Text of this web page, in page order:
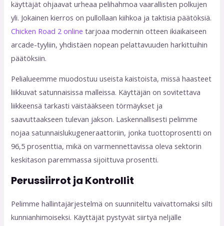
käyttäjät ohjaavat urheaa pelihahmoa vaarallisten polkujen
yli. Jokainen kierros on pullollaan kiihkoa ja taktisia päätöksiä.
Сhicken Road 2 online tarjoaa modernin otteen ikiaikaiseen
arcade-tyyliin, yhdistäen nopean pelattavuuden harkittuihin
päätöksiin.
Pelialueemme muodostuu useista kaistoista, missä haasteet
liikkuvat satunnaisissa malleissa. Käyttäjän on sovitettava
liikkeensä tarkasti väistääkseen törmäykset ja
saavuttaakseen tulevan jakson. Laskennallisesti pelimme
nojaa satunnaislukugeneraattoriin, jonka tuottoprosentti on
96,5 prosenttia, mikä on varmennettavissa oleva sektorin
keskitason paremmassa sijoittuva prosentti.
Perussiirrot ja Kontrollit
Pelimme hallintajärjestelmä on suunniteltu vaivattomaksi silti
kunnianhimoiseksi. Käyttäjät pystyvät siirtyä neljälle